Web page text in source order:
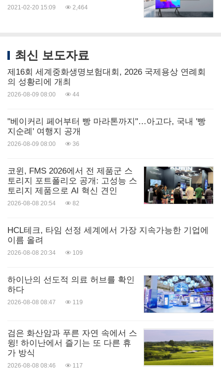
2021-02-20 15:09 2,464
최신 보도자료
제16회 세계중화생명보험대회, 2026 국제용상 연례회
의 성황리에 개최
2026-08-09 08:00 44
"베이커리 페어부터 빵 마라톤까지"…아고다, 국내 '빵
지순례' 여행지 공개
2026-08-09 08:00 36
코윈, FMS 2026에서 전 제품군 스
토리지 포트폴리오 공개: 고성능 스
토리지 제품으로 AI 혁신 견인
2026-08-08 20:54 82
HCL테크, 타임 선정 세계에서 가장 지속가능한 기업에
이름 올려
2026-08-08 20:34 109
하이난의 선도적 의료 허브를 확인
하다
2026-08-08 08:47 119
검은 화산암과 푸른 자연 속에서 스
윙! 하이난에서 즐기는 또 다른 휴
가 방식
2026-08-08 08:46 117